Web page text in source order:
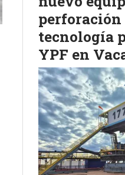
perforación
tecnología
YPF en